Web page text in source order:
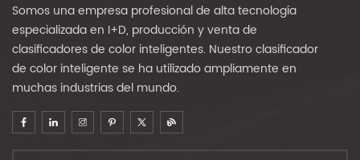
Somos una empresa profesional de alta tecnología
especializada en I+D, producción y venta de
clasificadores de color inteligentes. Nuestro clasificador
de color inteligente se ha utilizado ampliamente en
muchas industrias del mundo.